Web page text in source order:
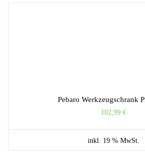
Pebaro Werkzeugschrank
102,99 €
inkl. 19 % MwSt.